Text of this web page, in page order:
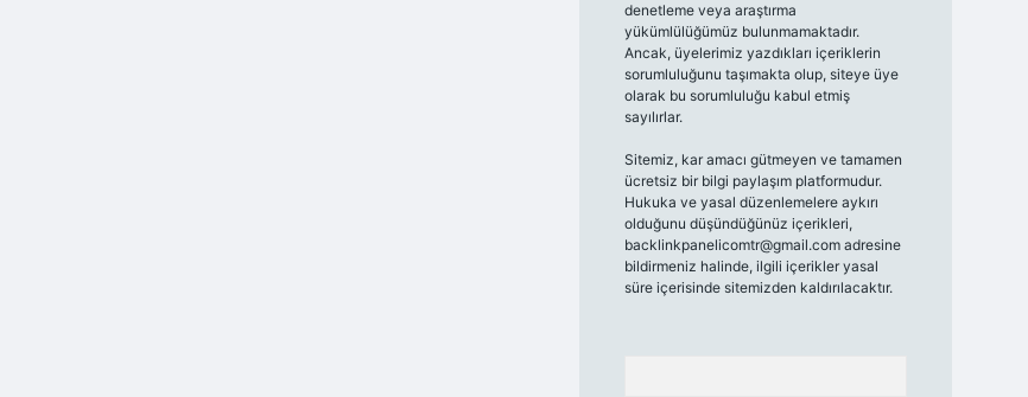
denetleme veya araştırma
yükümlülüğümüz bulunmamaktadır.
Ancak, üyelerimiz yazdıkları içeriklerin
sorumluluğunu taşımakta olup, siteye üye
olarak bu sorumluluğu kabul etmiş
sayılırlar.
Sitemiz, kar amacı gütmeyen ve tamamen
ücretsiz bir bilgi paylaşım platformudur.
Hukuka ve yasal düzenlemelere aykırı
olduğunu düşündüğünüz içerikleri,
backlinkpanelicomtr@gmail.comadresine
bildirmeniz halinde, ilgili içerikler yasal
süre içerisinde sitemizden kaldırılacaktır.